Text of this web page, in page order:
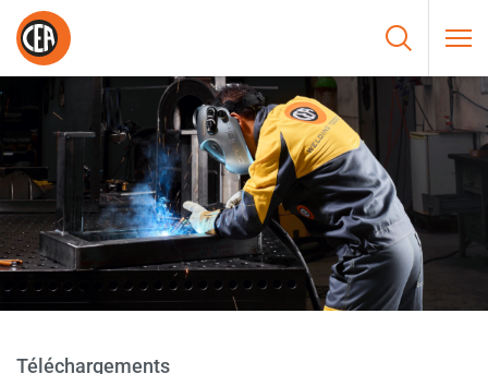
Aller au contenu
HOME/
Téléchargements